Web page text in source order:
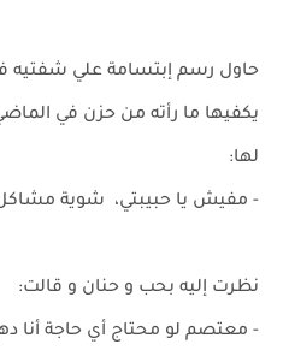
حاول رسم إبتسامة علي شفتيه
يكفيها ما رأته من حزن في
لها:
- مفيش يا حبيبتي، شوية
نظرت إليه بحب و حنان و قالت:
- معتصم لو محتاج أي حاجة أنا